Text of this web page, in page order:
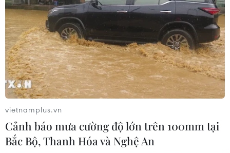
FPT 'bắt tay' với NVIDIA mở nhà máy AI trị
giá 200 triệu USD
23/04/2024 07:00
FPT và NVIDIA dự kiến xây dựng Nhà máy Trí tuệ nhân
tạo, đào tạo nguồn nhân lực chất lượng cao và trở
thành Đối tác phát triển dịch vụ trong mạng lưới đối tác
của NVIDIA.
vietnamplus.vn
Cảnh báo mưa cường độ lớn trên 100mm tại
Bắc Bộ, Thanh Hóa và Nghệ An